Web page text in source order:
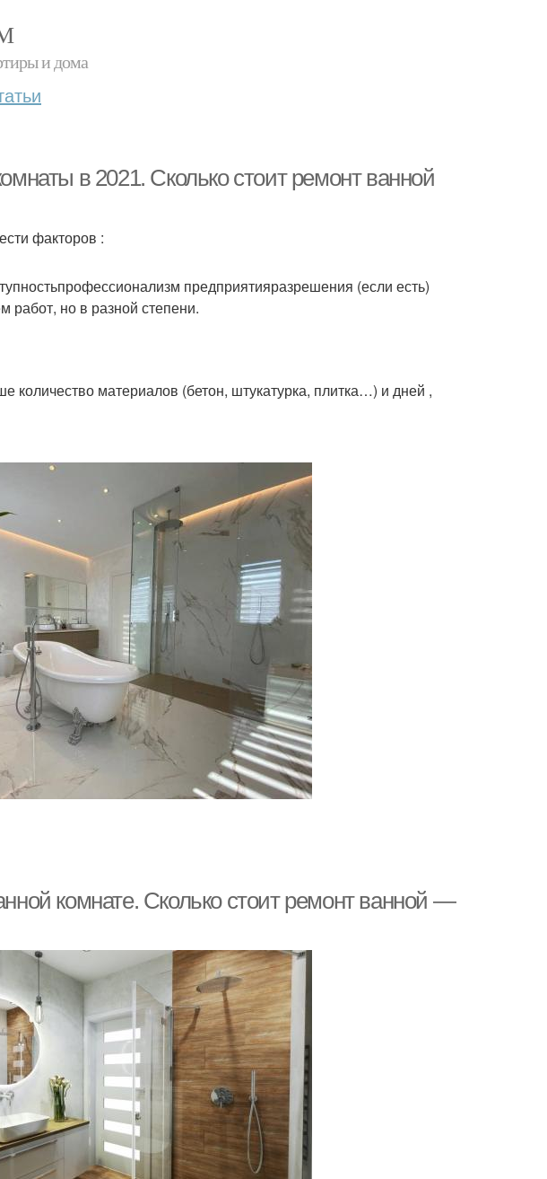
и дома
в 2021. Сколько стоит ремонт ванной
факторов :
предприятияразрешения (если есть)
работ, но в разной степени.
материалов (бетон, штукатурка, плитка…) и дней ,
комнате. Сколько стоит ремонт ванной —